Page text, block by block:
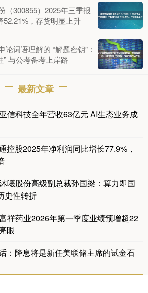
（300855）2025年三季报
52.21%，存货明显上升
论词语理解的 “解题密钥”：
” 与公考备考上岸路
最新文章
信科技全年营收63亿元 AI生态业务成
控股2025年净利润同比增长77.9%，
曦股份高级副总裁孙国梁：算力即国
史性转折
祥药业2026年第一季度业绩预增超22
眼
：降息将是新任美联储主席的试金石